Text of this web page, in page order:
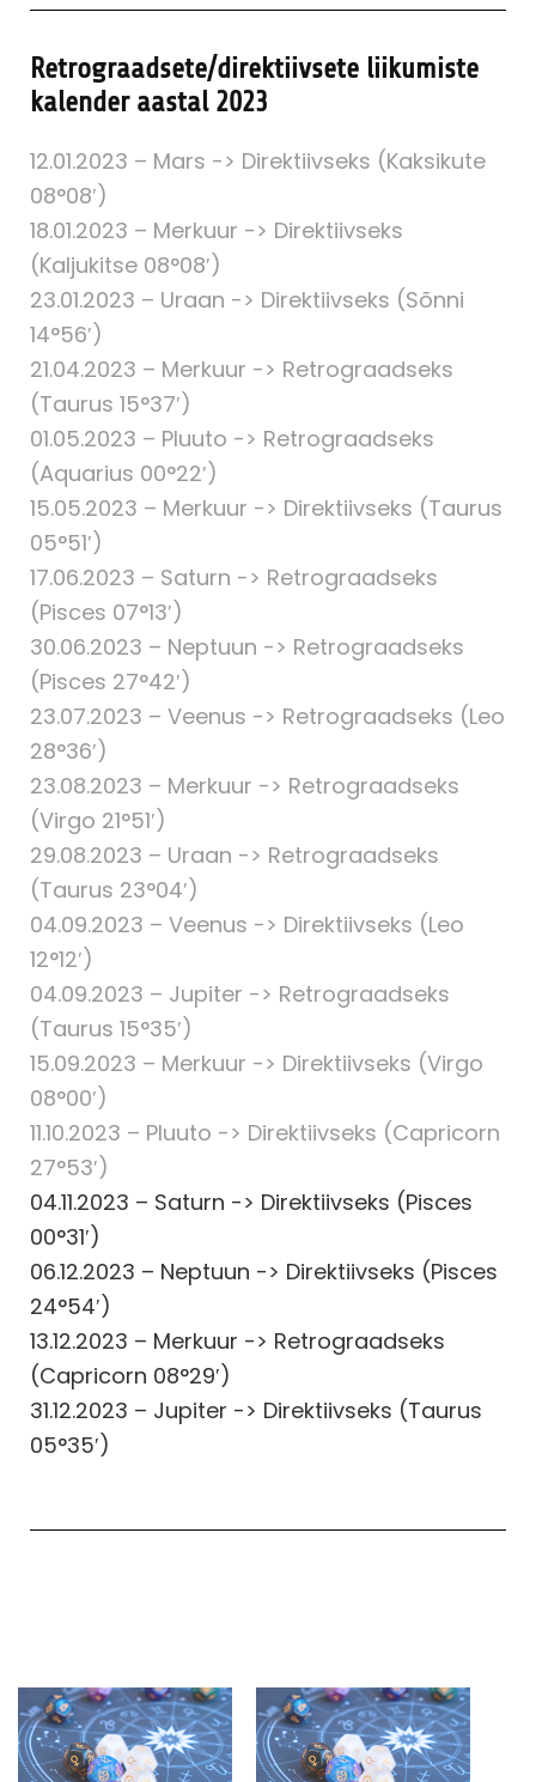
Retrograadsete/direktiivsete liikumiste
kalender aastal 2023
12.01.2023 – Mars -> Direktiivseks (Kaksikute
08°08′)
18.01.2023 – Merkuur -> Direktiivseks
(Kaljukitse 08°08′)
23.01.2023 – Uraan -> Direktiivseks (Sõnni
14°56′)
21.04.2023 – Merkuur -> Retrograadseks
(Taurus 15°37′)
01.05.2023 – Pluuto -> Retrograadseks
(Aquarius 00°22′)
15.05.2023 – Merkuur -> Direktiivseks (Taurus
05°51′)
17.06.2023 – Saturn -> Retrograadseks
(Pisces 07°13′)
30.06.2023 – Neptuun -> Retrograadseks
(Pisces 27°42′)
23.07.2023 – Veenus -> Retrograadseks (Leo
28°36′)
23.08.2023 – Merkuur -> Retrograadseks
(Virgo 21°51′)
29.08.2023 – Uraan -> Retrograadseks
(Taurus 23°04′)
04.09.2023 – Veenus -> Direktiivseks (Leo
12°12′)
04.09.2023 – Jupiter -> Retrograadseks
(Taurus 15°35′)
15.09.2023 – Merkuur -> Direktiivseks (Virgo
08°00′)
11.10.2023 – Pluuto -> Direktiivseks (Capricorn
27°53′)
04.11.2023 – Saturn -> Direktiivseks (Pisces
00°31′)
06.12.2023 – Neptuun -> Direktiivseks (Pisces
24°54′)
13.12.2023 – Merkuur -> Retrograadseks
(Capricorn 08°29′)
31.12.2023 – Jupiter -> Direktiivseks (Taurus
05°35′)